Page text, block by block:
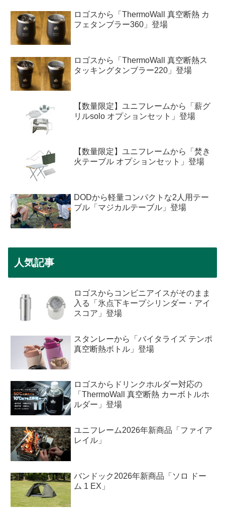
ロゴスから「ThermoWall 真空断熱 カ
フェタンブラー360」登場
ロゴスから「ThermoWall 真空断熱ス
タッキングタンブラー220」登場
【数量限定】ユニフレームから「薪グ
リルsolo オプションセット」登場
【数量限定】ユニフレームから「焚き
火テーブル オプションセット」登場
DODから軽量コンパクトな2人用テー
ブル「マジカルテーブル」登場
人気記事
ロゴスからコンビニアイスがそのまま
入る「氷点下キープシリンダー・アイ
スコア」登場
スタンレーから「バイタライズ テンポ
真空断熱ボトル」登場
ロゴスからドリンクホルダー対応の
「ThermoWall 真空断熱 カーボトルホ
ルダー」登場
ユニフレーム2026年新商品「ファイア
レイル」
バンドック2026年新商品「ソロ ドー
ム 1 EX」